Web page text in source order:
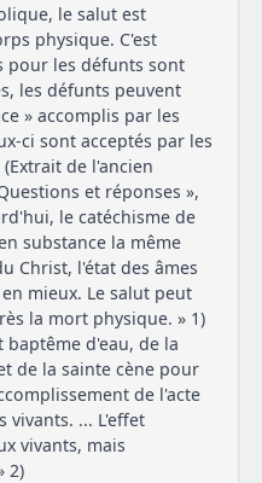
le salut est
physique. C'est
pour les défunts sont
les défunts peuvent
» accomplis par les
ci sont acceptés par les
de l'ancien
et réponses »,
le catéchisme de
substance la même
Christ, l'état des âmes
mieux. Le salut peut
la mort physique. » 1)
d'eau, de la
de la sainte cène pour
de l'acte
vivants. ... L'effet
vivants, mais
2)